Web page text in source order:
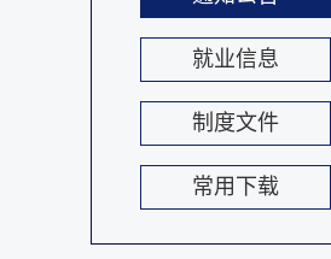
就业信息
制度文件
常用下载